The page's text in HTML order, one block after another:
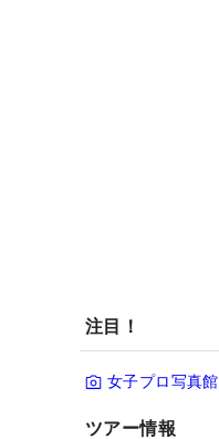
注目！
女子プロ写真館
ツアー情報